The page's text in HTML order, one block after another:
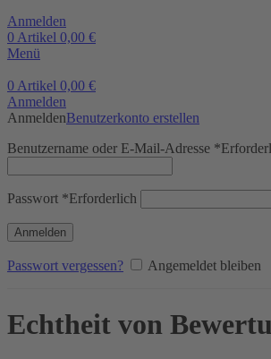
Anmelden
0 Artikel 0,00 €
Menü
0 Artikel 0,00 €
Anmelden
AnmeldenBenutzerkonto erstellen
Benutzername oder E-Mail-Adresse *
Passwort *Erforderlich
Anmelden
Passwort vergessen? Angemeldet bleiben
Echtheit von